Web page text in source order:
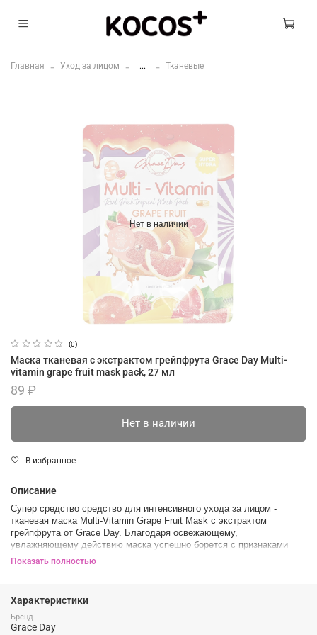
Главная Уход за лицом ... Тканевые
Нет в наличии
(0)
Маска тканевая с экстрактом грейпфрута Grace Day Multi-
vitamin grape fruit mask pack, 27 мл
89 ₽
Нет в наличии
В избранное
Описание
Супер средство средство для интенсивного ухода за лицом -
тканевая маска Multi-Vitamin Grape Fruit Mask с экстрактом
грейпфрута от Grace Day. Благодаря освежающему,
увлажняющему действию маска успешно борется с признаками
сухости, усталости и тусклости.
темные круги и уменьшает заметность пигментных пятен.
В основе - мягкий гипоаллергенный материал, пропитанный
Показать полностью
Характеристики
Бренд
Grace Day